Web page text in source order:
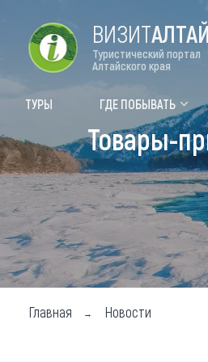
Форум VISIT ALTAI
Туры
ВИЗИТАЛТАЙ
Туристический портал
Алтайского края
ТУРЫ ГДЕ ПОБЫВАТЬ
Товары-
Главная Новости